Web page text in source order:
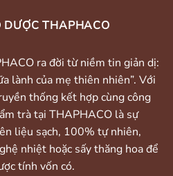
THAPHACO
ra đời từ niềm tin giản dị:
lành của mẹ thiên nhiên”. Với
thống kết hợp cùng công
trà tại THAPHACO là sự
liệu sạch, 100% tự nhiên,
nhiệt hoặc sấy thăng hoa để
tính vốn có.